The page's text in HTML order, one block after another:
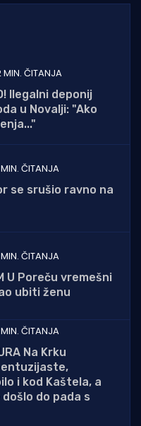
MIN. ČITANJA
Ilegalni deponij
u Novalji: "Ako
MIN. ČITANJA
se srušio ravno na
MIN. ČITANJA
U Poreču vremešni
ubiti ženu
MIN. ČITANJA
Na Krku
entuzijaste,
i kod Kaštela, a
do pada s